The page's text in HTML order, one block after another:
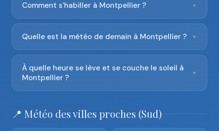
Comment s'habiller à Montpellier ? ▼
Quelle est la météo de demain à Montpellier ? ▼
À quelle heure se lève et se couche le soleil à
Montpellier ?
▼
📍 Météo des villes proches (Sud)